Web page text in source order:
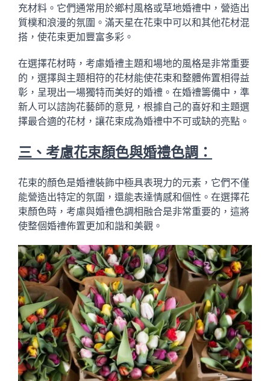
充材料。它們通常用於鄉村風格或草地婚禮中，營造出
質樸和浪漫的氛圍。滿天星在花束中可以和其他花材混
搭，使花束更加豐富多彩。
在選擇花材時，考慮婚禮主題和場地的風格是非常重要
的，選擇與主題相符的花材能使花束和整體佈置相得益
彰，呈現出一場獨特而美好的婚禮。在婚禮籌備中，準
新人可以諮詢花藝師的意見，根據自己的喜好和主題選
擇最合適的花材，讓花束成為婚禮中不可或缺的亮點。
三、考慮花束顏色與婚禮色調：
花束的顏色是婚禮裝飾中極具表現力的元素，它們不僅
能營造出特定的氛圍，還能表達情感和個性。在選擇花
束顏色時，考慮與婚禮色調相融合是非常重要的，這將
使整個婚禮佈置更加和諧和美觀。